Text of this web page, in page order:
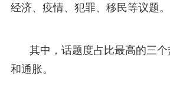
经济、疫情、犯罪、移民等议题。
其中，话题度占比最高的三
和通胀。